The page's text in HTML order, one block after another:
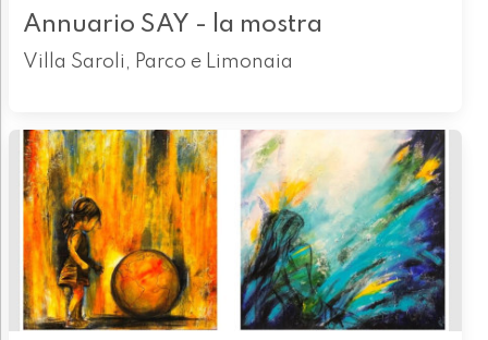
Annuario SAY - la mostra
Villa Saroli, Parco e Limonaia